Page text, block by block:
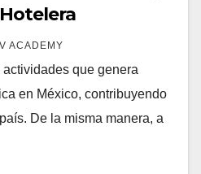
ACADEMY
que genera
en México, contribuyendo
De la misma manera, a